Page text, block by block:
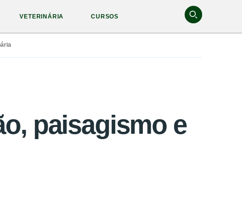
VETERINÁRIA CURSOS
paisagismo e